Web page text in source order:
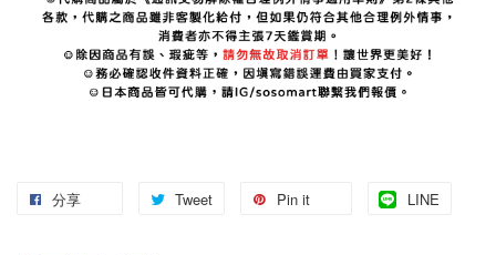
分享 Tweet Pin it LINE